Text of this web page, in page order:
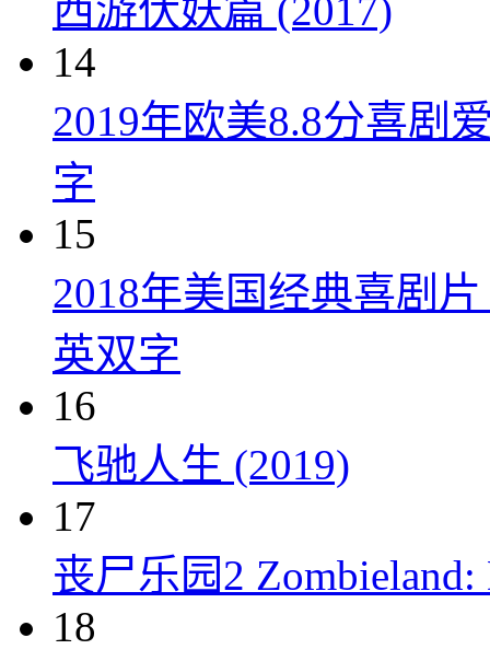
西游伏妖篇 (2017)
14
2019年欧美8.8分喜剧
字
15
2018年美国经典喜剧
英双字
16
飞驰人生 (2019)
17
丧尸乐园2 Zombieland:
18